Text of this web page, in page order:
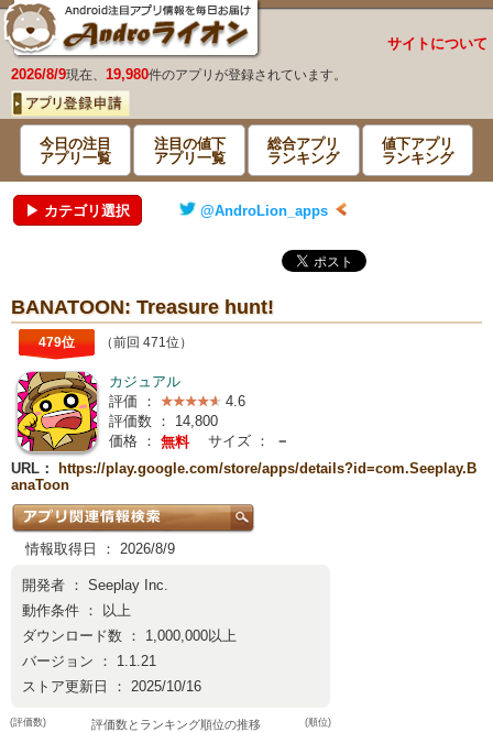
サイトについて
2026/8/9現在、 19,980件のアプリが登録されています。
今日の注目
アプリ一覧
注目の値下
アプリ一覧
総合アプリ
ランキング
値下アプリ
ランキング
▶ カテゴリ選択 @AndroLion_apps
BANATOON: Treasure hunt!
479位 （前回 471位）
カジュアル
評価 ：
4.6
評価数 ： 14,800
価格 ： 無料 サイズ ：
－
URL：
https://play.google.com/store/apps/details?id=com.Seeplay.B
anaToon
情報取得日 ： 2026/8/9
開発者 ： Seeplay Inc.
動作条件 ： 以上
ダウンロード数 ： 1,000,000以上
バージョン ： 1.1.21
ストア更新日 ： 2025/10/16
(評価数) 評価数とランキング順位の推移 (順位)